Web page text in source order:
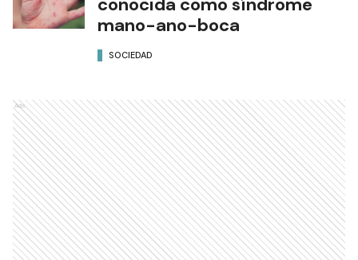
conocida como síndrome
mano-ano-boca
SOCIEDAD
Ads